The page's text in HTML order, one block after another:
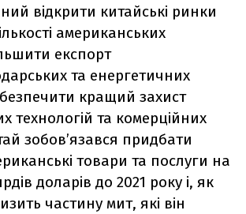
відкрити китайські ринки
американських
експорт
та енергетичних
кращий захист
технологій та комерційних
зобов’язався придбати
товари та послуги на
доларів до 2021 року і, як
частину мит, які він